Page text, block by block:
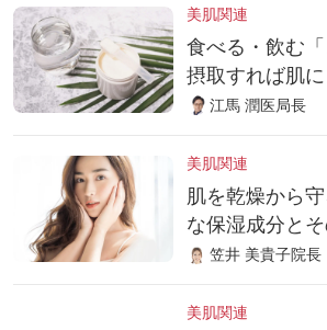
美肌関連
食べる・飲む
摂取すれば肌に
江馬 潤医局長
美肌関連
肌を乾燥から
な保湿成分と
笠井 美貴子院長
美肌関連